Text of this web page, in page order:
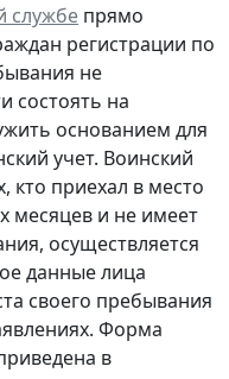
службе прямо
регистрации по
не
состоять на
основанием для
учет. Воинский
кто приехал в место
месяцев и не имеет
осуществляется
данные лица
своего пребывания
Форма
в